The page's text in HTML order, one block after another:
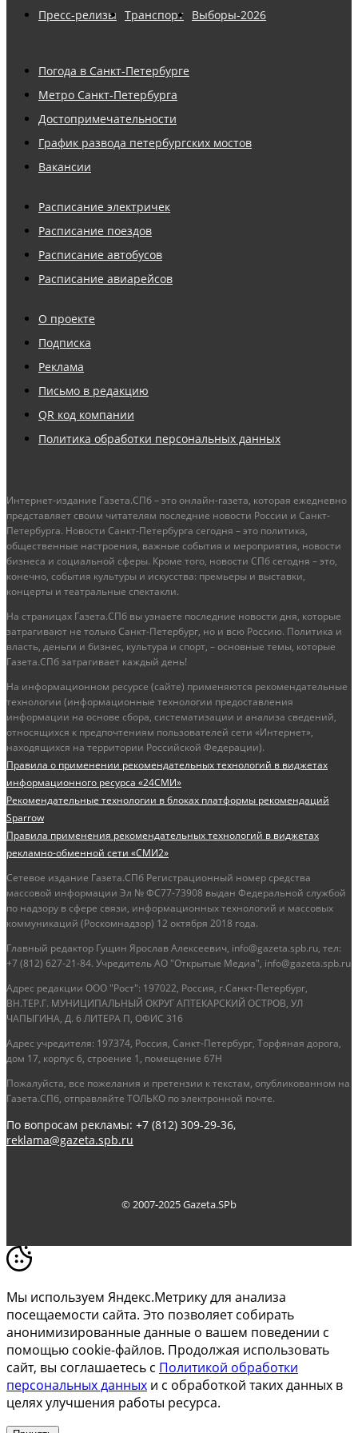
Пресс-релизы Транспорт Выборы-2026
Погода в Санкт-Петербурге
Метро Санкт-Петербурга
Достопримечательности
График развода петербургских мостов
Вакансии
Расписание электричек
Расписание поездов
Расписание автобусов
Расписание авиарейсов
О проекте
Подписка
Реклама
Письмо в редакцию
QR код компании
Политика обработки персональных данных
Интернет-издание Газета.СПб – это онлайн-газета, которая ежедневно
представляет своим читателям последние новости России и Санкт-
Петербурга. Новости Санкт-Петербурга сегодня – это политика,
общественные настроения, важные события и мероприятия, новости
бизнеса и социальной сферы. Кроме того, новости СПб сегодня – это,
конечно, события культуры и искусства: премьеры и выставки,
концерты и театральные спектакли.
На страницах Газета.СПб вы узнаете последние новости дня, которые
затрагивают не только Санкт-Петербург, но и всю Россию. Политика и
власть, деньги и бизнес, культура и спорт, – основные темы, которые
Газета.СПб затрагивает каждый день!
На информационном ресурсе (сайте) применяются рекомендательные
технологии (информационные технологии предоставления
информации на основе сбора, систематизации и анализа сведений,
относящихся к предпочтениям пользователей сети «Интернет»,
находящихся на территории Российской Федерации).
Правила о применении рекомендательных технологий в виджетах
информационного ресурса «24СМИ»
Рекомендательные технологии в блоках платформы рекомендаций
Sparrow
Правила применения рекомендательных технологий в виджетах
рекламно-обменной сети «СМИ2»
Сетевое издание Газета.СПб Регистрационный номер средства
массовой информации Эл № ФС77-73908 выдан Федеральной службой
по надзору в сфере связи, информационных технологий и массовых
коммуникаций (Роскомнадзор) 12 октября 2018 года.
Главный редактор Гущин Ярослав Алексеевич, info@gazeta.spb.ru, тел:
+7 (812) 627-21-84. Учредитель АО "Открытые Медиа", info@gazeta.spb.ru
Адрес редакции ООО "Рост": 197022, Россия, г.Санкт-Петербург,
ВН.ТЕР.Г. МУНИЦИПАЛЬНЫЙ ОКРУГ АПТЕКАРСКИЙ ОСТРОВ, УЛ
ЧАПЫГИНА, Д. 6 ЛИТЕРА П, ОФИС 316
Адрес учредителя: 197374, Россия, Санкт-Петербург, Торфяная дорога,
дом 17, корпус 6, строение 1, помещение 67Н
Пожалуйста, все пожелания и претензии к текстам, опубликованном на
Газета.СПб, отправляйте ТОЛЬКО по электронной почте.
По вопросам рекламы: +7 (812) 309-29-36,
reklama@gazeta.spb.ru
© 2007-2025 Gazeta.SPb
Мы используем Яндекс.Метрику для анализа
посещаемости сайта. Это позволяет собирать
анонимизированные данные о вашем поведении с
помощью cookie-файлов. Продолжая использовать
сайт, вы соглашаетесь с Политикой обработки
персональных данных и с обработкой таких данных в
целях улучшения работы ресурса.